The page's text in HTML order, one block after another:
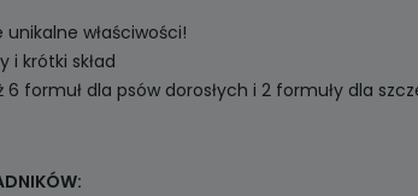
właściwości!
i krótki skład
formuł dla psów dorosłych i 2 formuły dla